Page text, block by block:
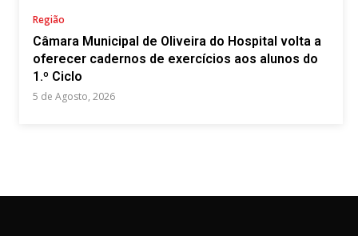
Região
Câmara Municipal de Oliveira do Hospital volta a
oferecer cadernos de exercícios aos alunos do
1.º Ciclo
5 de Agosto, 2026